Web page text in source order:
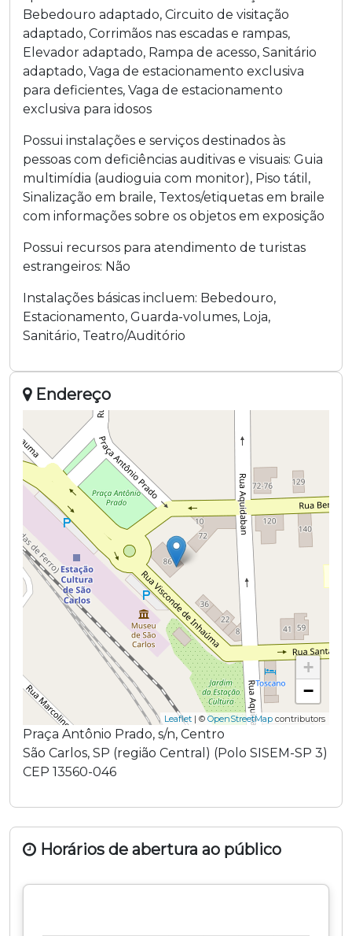
Bebedouro adaptado, Circuito de visitação
adaptado, Corrimãos nas escadas e rampas,
Elevador adaptado, Rampa de acesso, Sanitário
adaptado, Vaga de estacionamento exclusiva
para deficientes, Vaga de estacionamento
exclusiva para idosos
Possui instalações e serviços destinados às
pessoas com deficiências auditivas e visuais: Guia
multimídia (audioguia com monitor), Piso tátil ,
Sinalização em braile, Textos/etiquetas em braile
com informações sobre os objetos em exposição
Possui recursos para atendimento de turistas
estrangeiros: Não
Instalações básicas incluem: Bebedouro,
Estacionamento, Guarda-volumes, Loja,
Sanitário, Teatro/Auditório
Endereço
+
−
Leaflet | © OpenStreetMap contributors
Praça Antônio Prado, s/n, Centro
São Carlos, SP (região Central ) (Polo SISEM-SP 3)
CEP 13560-046
Horários de abertura ao público